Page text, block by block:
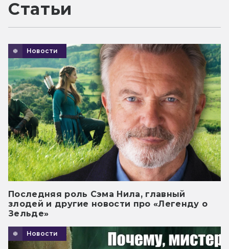
Статьи
Новости
Последняя роль Сэма Нила, главный
злодей и другие новости про «Легенду о
Зельде»
Новости